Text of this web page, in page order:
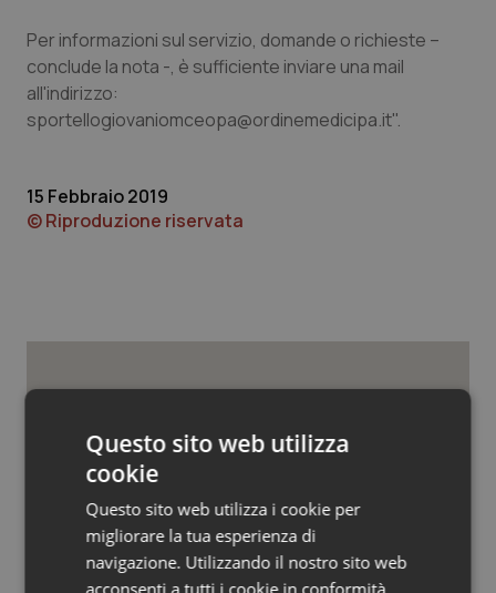
Umbria
Valle D’Aosta
Oftalmologia
Oncodermatologia
Oncologia & Nutrizione
Quotidiano Chirurgia
Quotidiano Oncologia
Quotidiano Pediatria
Rene & patologie urogenitali
Per informazioni sul servizio, domande o richieste –
conclude la nota -, è sufficiente inviare una mail
all'indirizzo:
sportellogiovaniomceopa@ordinemedicipa.it".
15 Febbraio 2019
© Riproduzione riservata
Regioni e Asl
Settimana della Scienza dello
Spallanzani: capire la ricerca per
comprendere il presente
Questo sito web utilizza
cookie
Questo sito web utilizza i cookie per
migliorare la tua esperienza di
navigazione. Utilizzando il nostro sito web
acconsenti a tutti i cookie in conformità